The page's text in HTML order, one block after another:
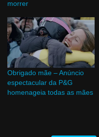
morrer
Obrigado mãe – Anúncio
espectacular da P&G
homenageia todas as mães